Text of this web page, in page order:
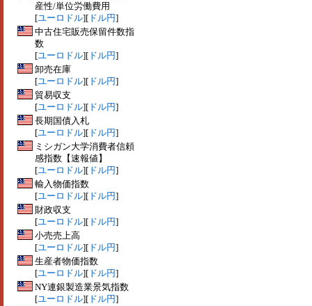
産性/単位労働費用
[ユーロドル][ ドル円]
中古住宅販売保留件数指
数
[ユーロドル][ ドル円]
卸売在庫
[ユーロドル][ ドル円]
貿易収支
[ユーロドル][ ドル円]
長期国債入札
[ユーロドル][ ドル円]
ミシガン大学消費者信頼
感指数【速報値】
[ユーロドル][ ドル円]
輸入物価指数
[ユーロドル][ ドル円]
財政収支
[ユーロドル][ ドル円]
小売売上高
[ユーロドル][ ドル円]
生産者物価指数
[ユーロドル][ ドル円]
NY連銀製造業景気指数
[ユーロドル][ ドル円]